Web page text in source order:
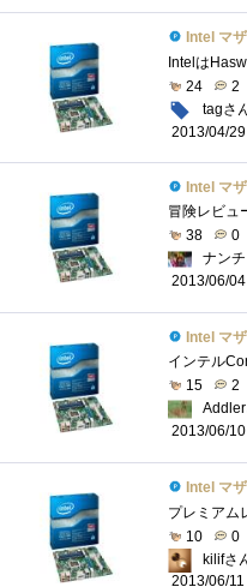
Intel マザーボ
24
2
tagさ
2013/04/29
Intel マザーボ
38
0
ナン
2013/06/04
Intel マザーボ
15
2
2013/06/10
Intel マザーボ
10
0
kilifさ
2013/06/11